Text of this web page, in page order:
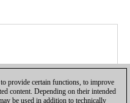
provide certain functions, to improve
content. Depending on their intended
be used in addition to technically